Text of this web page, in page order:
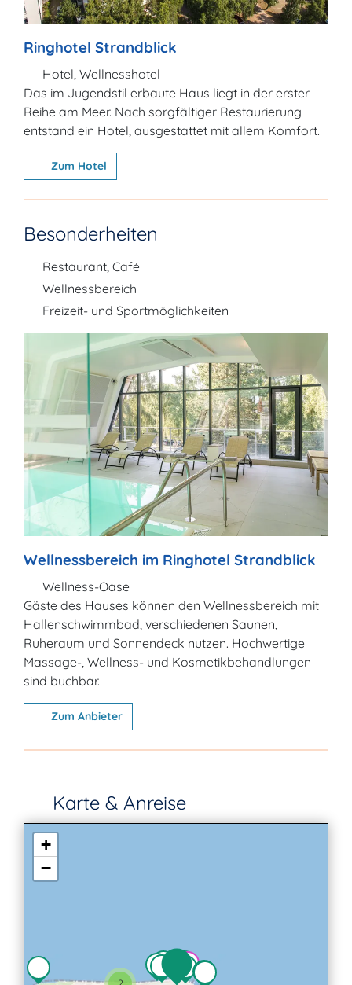
Ringhotel Strandblick
Hotel, Wellnesshotel
Das im Jugendstil erbaute Haus liegt in der erster
Reihe am Meer. Nach sorgfältiger Restaurierung
entstand ein Hotel, ausgestattet mit allem Komfort.
Zum Hotel
Besonderheiten
Restaurant, Café
Wellnessbereich
Freizeit- und Sportmöglichkeiten
Wellnessbereich im Ringhotel Strandblick
Wellness-Oase
Gäste des Hauses können den Wellnessbereich mit
Hallenschwimmbad, verschiedenen Saunen,
Ruheraum und Sonnendeck nutzen. Hochwertige
Massage-, Wellness- und Kosmetikbehandlungen
sind buchbar.
Zum Anbieter
Karte & Anreise
+
−